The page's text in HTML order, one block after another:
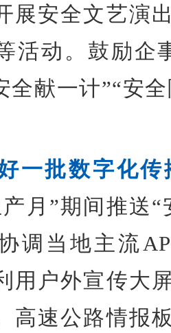
展安全文艺演
活动。鼓励企
全献一计”“安
一批数字化
月”期间推送
调当地主流
用户外宣传大
高速公路情报